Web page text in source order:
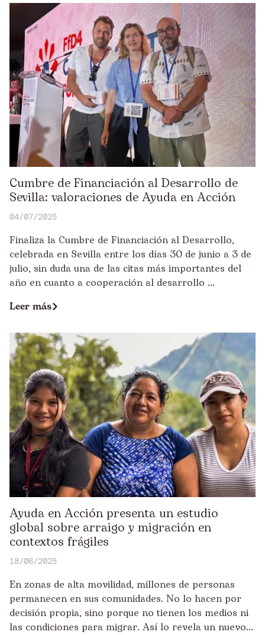
Cumbre de Financiación al Desarrollo de
Sevilla: valoraciones de Ayuda en Acción
04/07/2025
Finaliza la Cumbre de Financiación al Desarrollo,
celebrada en Sevilla entre los días 30 de junio a 3 de
julio, sin duda una de las citas más importantes del
año en cuanto a cooperación al desarrollo ...
Leer más
Ayuda en Acción presenta un estudio
global sobre arraigo y migración en
contextos frágiles
18/06/2025
En zonas de alta movilidad, millones de personas
permanecen en sus comunidades. No lo hacen por
decisión propia, sino porque no tienen los medios ni
las condiciones para migrar. Así lo revela un nuevo...